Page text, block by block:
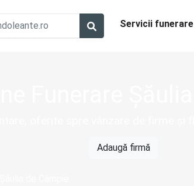
Servicii funerare
Adaugă firmă